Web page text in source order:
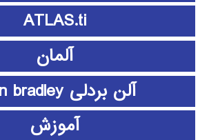
ATLAS.ti
آلمان
آلن بردلی Allen bradley
آموزش